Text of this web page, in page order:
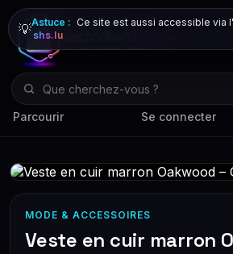
Parcourir Se connecter
💡Astuce : Ce site est aussi accessible via
shs.lu
MODE & ACCESSOIRES
Veste en cuir marron